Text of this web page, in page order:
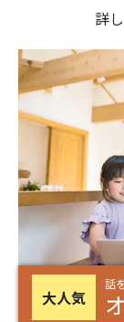
詳
大人気
話